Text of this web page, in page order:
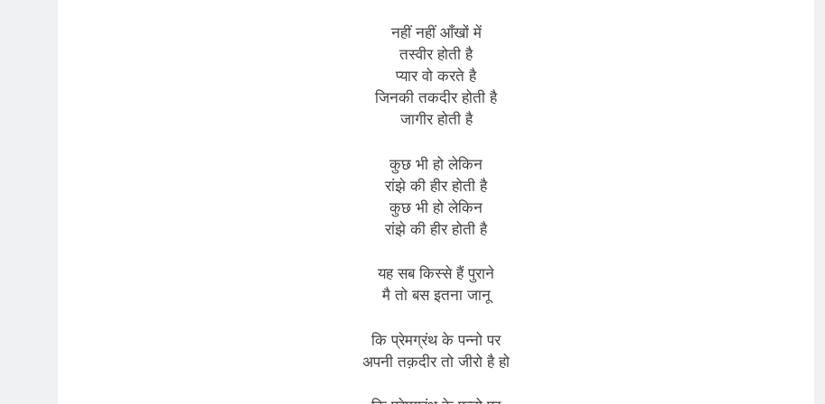
नहीं नहीं आँखों में
तस्वीर होती है
प्यार वो करते है
जिनकी तकदीर होती है
जागीर होती है
कुछ भी हो लेकिन
रांझे की हीर होती है
कुछ भी हो लेकिन
रांझे की हीर होती है
यह सब किस्से हैं पुराने
मै तो बस इतना जानू
कि प्रेमग्रंथ के पन्नो पर
अपनी तक़दीर तो जीरो है हो